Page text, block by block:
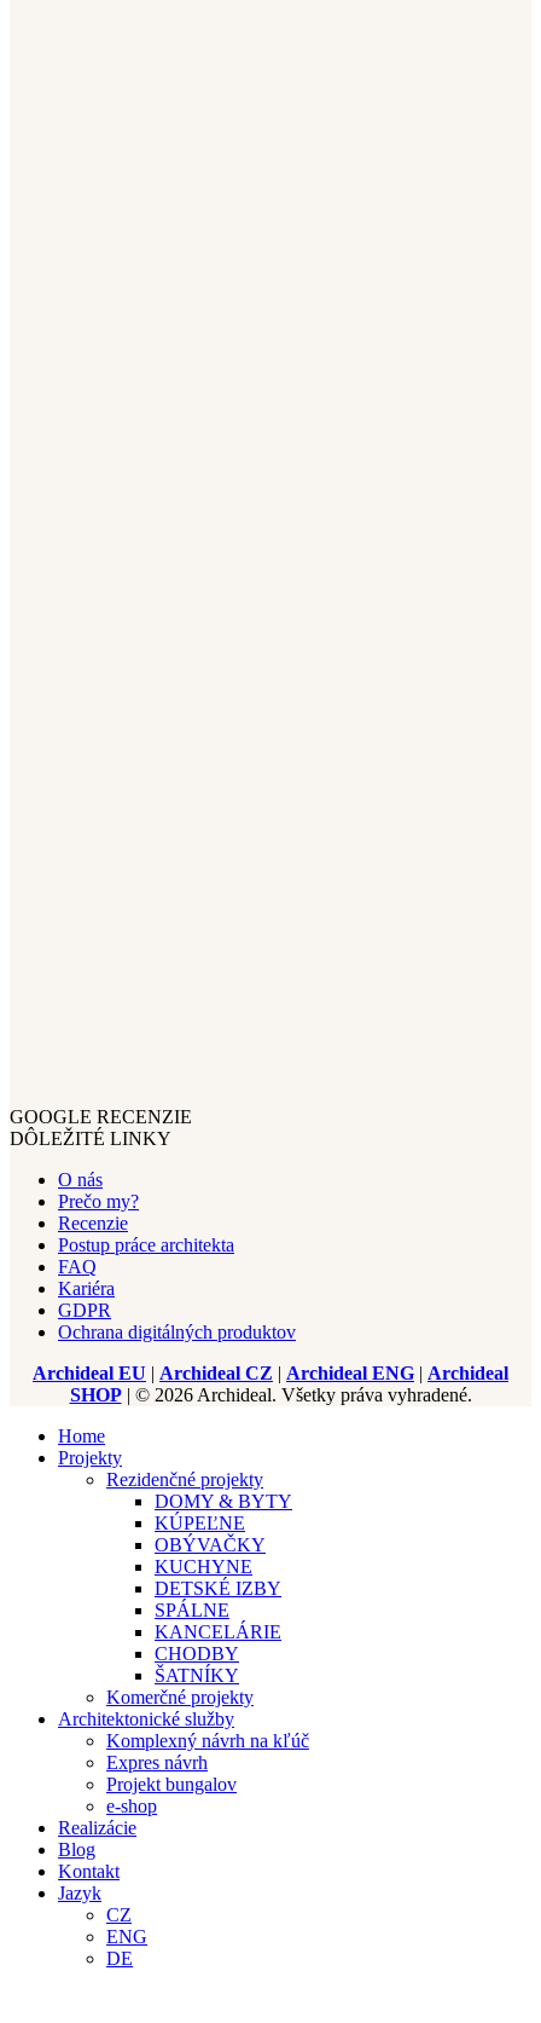
GOOGLE RECENZIE
DÔLEŽITÉ LINKY
O nás
Prečo my?
Recenzie
Postup práce architekta
FAQ
Kariéra
GDPR
Ochrana digitálných produktov
Archideal EU | Archideal CZ | Archideal ENG | Archideal
SHOP | © 2026 Archideal. Všetky práva vyhradené.
Home
Projekty
Rezidenčné projekty
DOMY & BYTY
KÚPEĽNE
OBÝVAČKY
KUCHYNE
DETSKÉ IZBY
SPÁLNE
KANCELÁRIE
CHODBY
ŠATNÍKY
Komerčné projekty
Architektonické služby
Komplexný návrh na kľúč
Expres návrh
Projekt bungalov
e-shop
Realizácie
Blog
Kontakt
Jazyk
CZ
ENG
DE